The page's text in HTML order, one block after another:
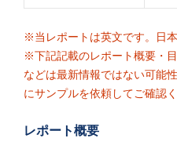
※当レポートは英文です。日本
※下記記載のレポート概要・
などは最新情報ではない可能
にサンプルを依頼してご確認く
レポート概要